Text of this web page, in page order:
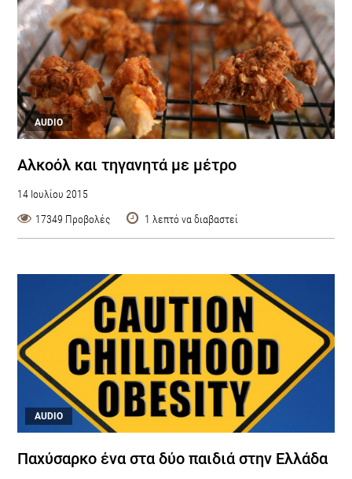
AUDIO
Αλκοόλ και τηγανητά με μέτρο
14 Ιουλίου 2015
17349 Προβολές
1 λεπτό να διαβαστεί
AUDIO
Παχύσαρκο ένα στα δύο παιδιά στην Ελλάδα